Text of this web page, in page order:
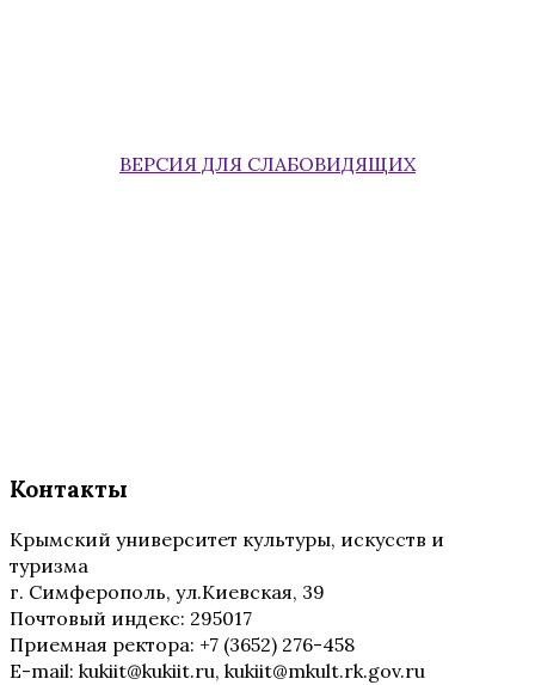
ВЕРСИЯ ДЛЯ СЛАБОВИДЯЩИХ
Контакты
Крымский университет культуры, искусств и
туризма
г. Симферополь, ул.Киевская, 39
Почтовый индекс: 295017
Приемная ректора: +7 (3652) 276-458
E-mail: kukiit@kukiit.ru, kukiit@mkult.rk.gov.ru